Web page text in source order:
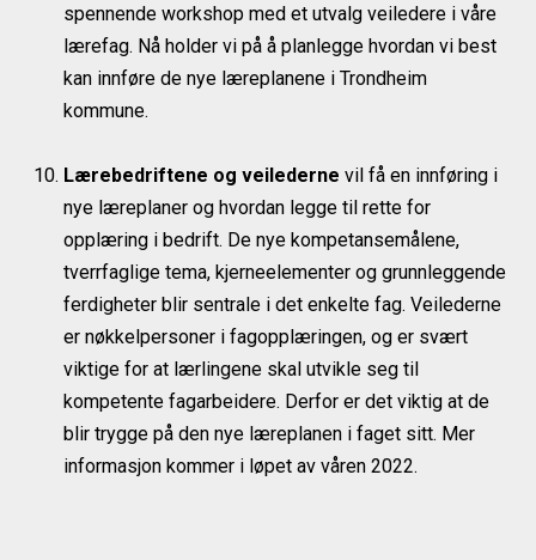
spennende workshop med et utvalg veiledere i våre
lærefag. Nå holder vi på å planlegge hvordan vi best
kan innføre de nye læreplanene i Trondheim
kommune.
Lærebedriftene og veilederne vil få en innføring i
nye læreplaner og hvordan legge til rette for
opplæring i bedrift. De nye kompetansemålene,
tverrfaglige tema, kjerneelementer og grunnleggende
ferdigheter blir sentrale i det enkelte fag. Veilederne
er nøkkelpersoner i fagopplæringen, og er svært
viktige for at lærlingene skal utvikle seg til
kompetente fagarbeidere. Derfor er det viktig at de
blir trygge på den nye læreplanen i faget sitt. Mer
informasjon kommer i løpet av våren 2022.